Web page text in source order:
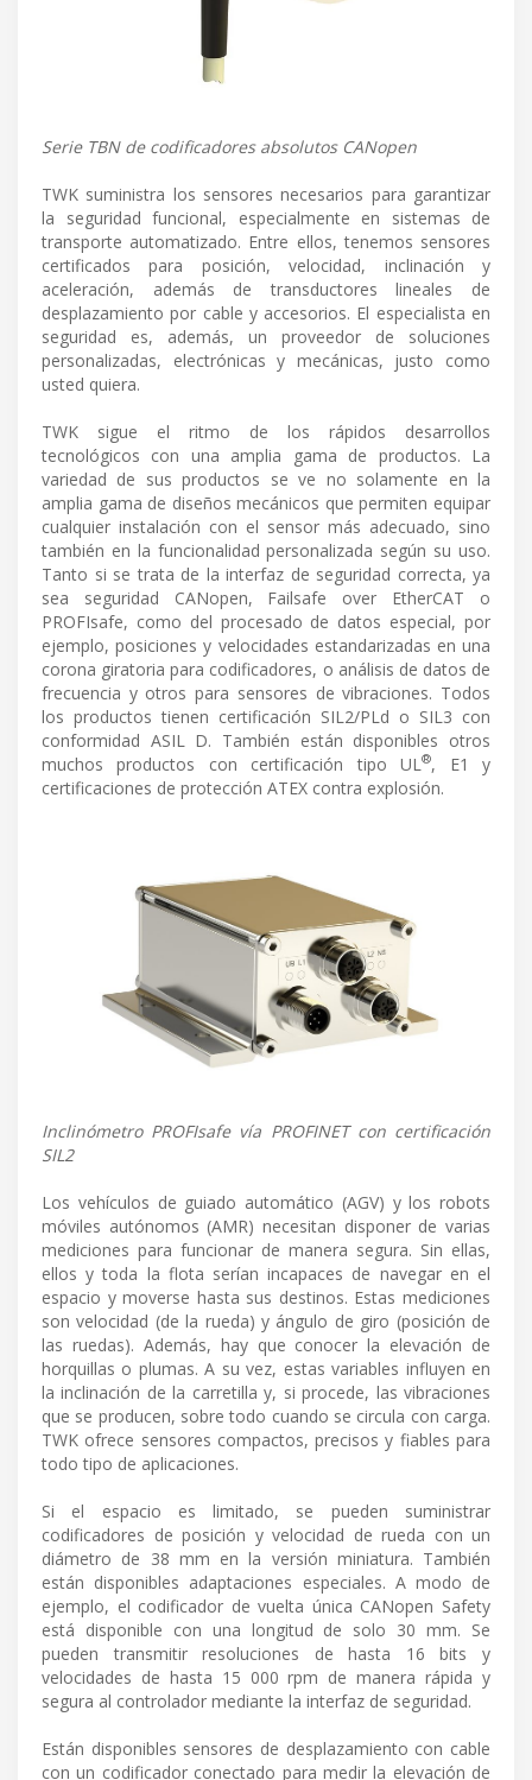
Serie TBN de codificadores absolutos CANopen
TWK suministra los sensores necesarios para garantizar
la seguridad funcional, especialmente en sistemas de
transporte automatizado. Entre ellos, tenemos sensores
certificados para posición, velocidad, inclinación y
aceleración, además de transductores lineales de
desplazamiento por cable y accesorios. El especialista en
seguridad es, además, un proveedor de soluciones
personalizadas, electrónicas y mecánicas, justo como
usted quiera.
TWK sigue el ritmo de los rápidos desarrollos
tecnológicos con una amplia gama de productos. La
variedad de sus productos se ve no solamente en la
amplia gama de diseños mecánicos que permiten equipar
cualquier instalación con el sensor más adecuado, sino
también en la funcionalidad personalizada según su uso.
Tanto si se trata de la interfaz de seguridad correcta, ya
sea seguridad CANopen, Failsafe over EtherCAT o
PROFIsafe, como del procesado de datos especial, por
ejemplo, posiciones y velocidades estandarizadas en una
corona giratoria para codificadores, o análisis de datos de
frecuencia y otros para sensores de vibraciones. Todos
los productos tienen certificación SIL2/PLd o SIL3 con
conformidad ASIL D. También están disponibles otros
muchos productos con certificación tipo UL®, E1 y
certificaciones de protección ATEX contra explosión.
Inclinómetro PROFIsafe vía PROFINET con certificación
SIL2
Los vehículos de guiado automático (AGV) y los robots
móviles autónomos (AMR) necesitan disponer de varias
mediciones para funcionar de manera segura. Sin ellas,
ellos y toda la flota serían incapaces de navegar en el
espacio y moverse hasta sus destinos. Estas mediciones
son velocidad (de la rueda) y ángulo de giro (posición de
las ruedas). Además, hay que conocer la elevación de
horquillas o plumas. A su vez, estas variables influyen en
la inclinación de la carretilla y, si procede, las vibraciones
que se producen, sobre todo cuando se circula con carga.
TWK ofrece sensores compactos, precisos y fiables para
todo tipo de aplicaciones.
Si el espacio es limitado, se pueden suministrar
codificadores de posición y velocidad de rueda con un
diámetro de 38 mm en la versión miniatura. También
están disponibles adaptaciones especiales. A modo de
ejemplo, el codificador de vuelta única CANopen Safety
está disponible con una longitud de solo 30 mm. Se
pueden transmitir resoluciones de hasta 16 bits y
velocidades de hasta 15 000 rpm de manera rápida y
segura al controlador mediante la interfaz de seguridad.
Están disponibles sensores de desplazamiento con cable
con un codificador conectado para medir la elevación de